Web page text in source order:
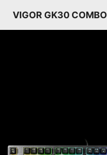
VIGOR GK30 COMBO